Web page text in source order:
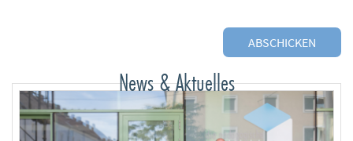
News & Aktuelles